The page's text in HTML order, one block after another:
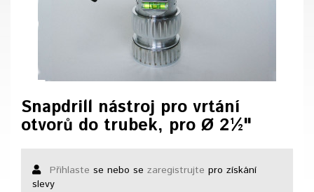
Snapdrill nástroj pro vrtání
otvorů do trubek, pro Ø 2½"
Přihlaste se nebo se zaregistrujte pro získání
slevy